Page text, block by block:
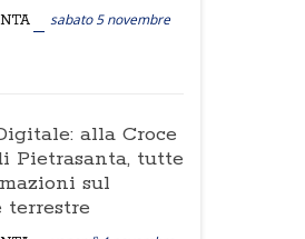
sabato 5 novembre
alla Croce
Pietrasanta, tutte
sul